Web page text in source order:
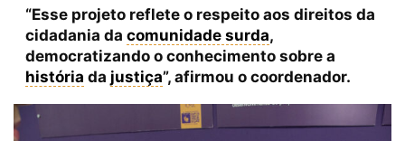
“Esse projeto reflete o respeito aos direitos da
cidadania da comunidade surda,
democratizando o conhecimento sobre a
história da justiça”, afirmou o coordenador.